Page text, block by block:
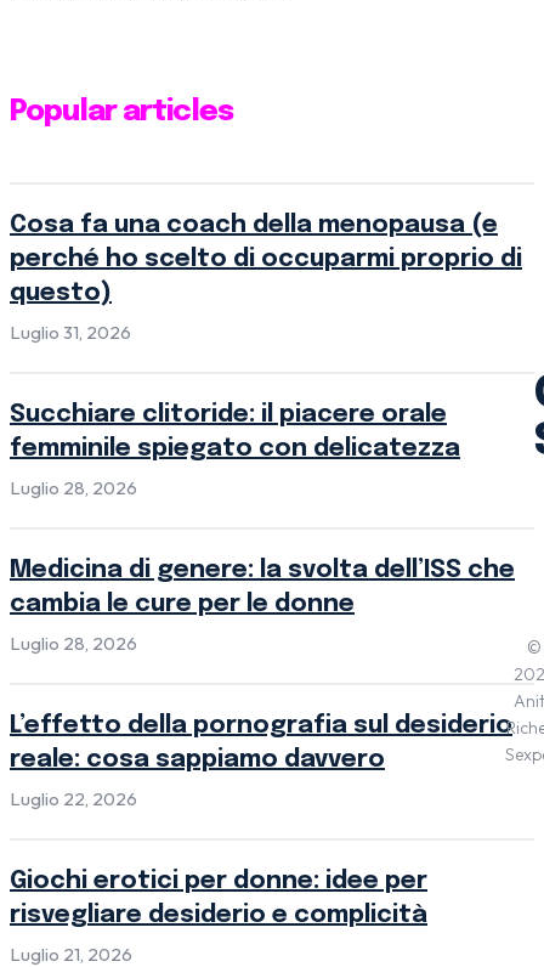
Popular articles
Cosa fa una coach della menopausa (e
perché ho scelto di occuparmi proprio di
questo)
Luglio 31, 2026
Succhiare clitoride: il piacere orale
femminile spiegato con delicatezza
Luglio 28, 2026
Medicina di genere: la svolta dell’ISS che
cambia le cure per le donne
Luglio 28, 2026
L’effetto della pornografia sul desiderio
reale: cosa sappiamo davvero
Luglio 22, 2026
Giochi erotici per donne: idee per
risvegliare desiderio e complicità
Luglio 21, 2026
©